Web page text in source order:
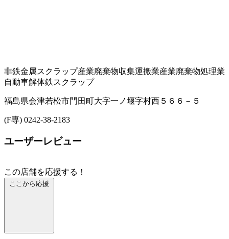
非鉄金属スクラップ産業廃棄物収集運搬業産業廃棄物処理業
自動車解体鉄スクラップ
福島県会津若松市門田町大字一ノ堰字村西５６６－５
(F専) 0242-38-2183
ユーザーレビュー
この店舗を応援する！
ここから応援